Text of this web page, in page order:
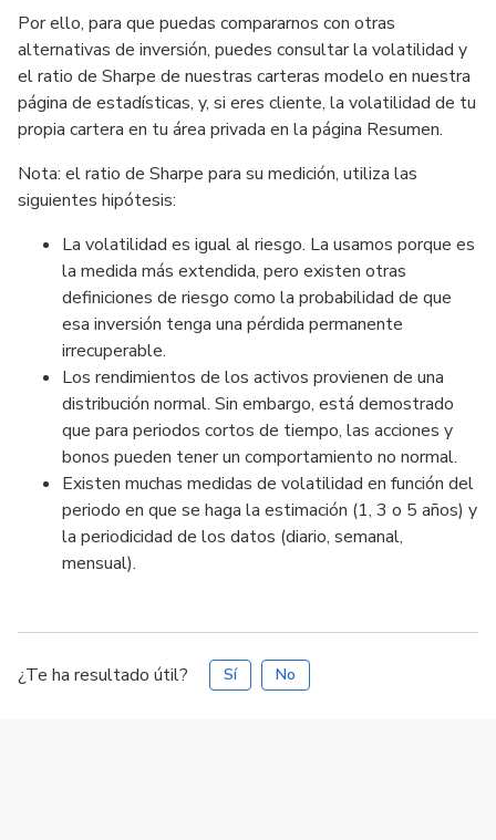
Por ello, para que puedas compararnos con otras
alternativas de inversión, puedes consultar la volatilidad y
el ratio de Sharpe de nuestras carteras modelo en nuestra
página de estadísticas, y, si eres cliente, la volatilidad de tu
propia cartera en tu área privada en la página Resumen.
Nota: el ratio de Sharpe para su medición, utiliza las
siguientes hipótesis:
La volatilidad es igual al riesgo. La usamos porque es
la medida más extendida, pero existen otras
definiciones de riesgo como la probabilidad de que
esa inversión tenga una pérdida permanente
irrecuperable.
Los rendimientos de los activos provienen de una
distribución normal. Sin embargo, está demostrado
que para periodos cortos de tiempo, las acciones y
bonos pueden tener un comportamiento no normal.
Existen muchas medidas de volatilidad en función del
periodo en que se haga la estimación (1, 3 o 5 años) y
la periodicidad de los datos (diario, semanal,
mensual).
¿Te ha resultado útil? Sí No